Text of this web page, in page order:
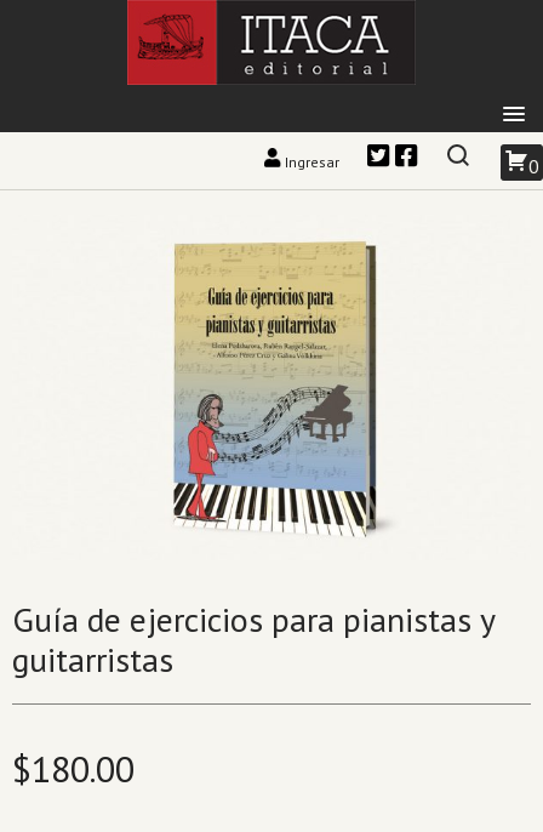
Ingresar 0
Guía de ejercicios para pianistas y
guitarristas
$180.00